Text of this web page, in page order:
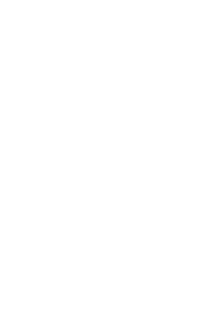
y prevención de
la concejala
servirá para
género, además